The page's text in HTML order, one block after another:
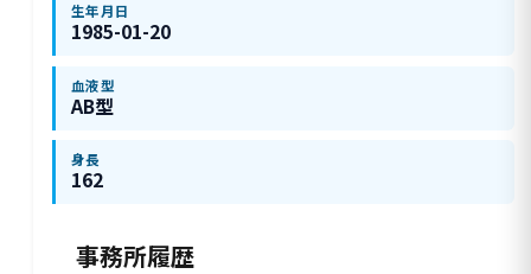
生年月日
1985-01-20
血液型
AB型
身長
162
事務所履歴